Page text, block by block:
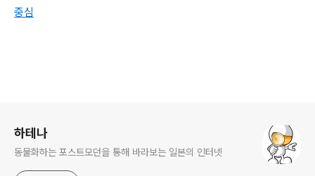
중심
하테나
동물화하는 포스트모던을 통해 바라보는 일본의 인터넷